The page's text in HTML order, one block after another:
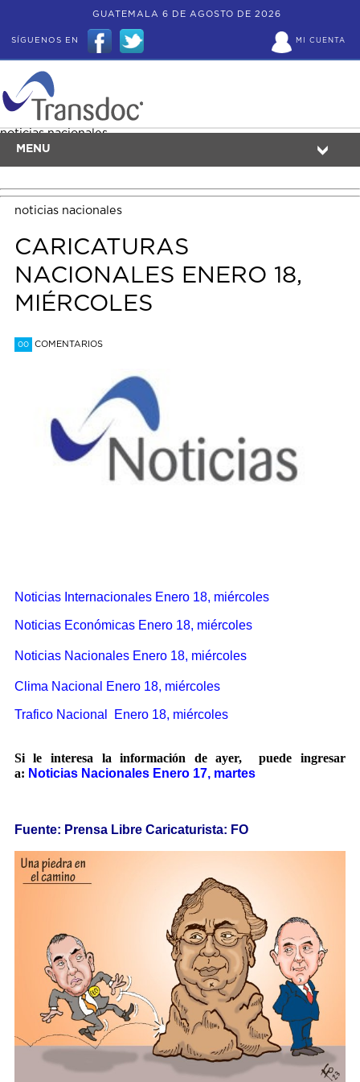
GUATEMALA 6 DE AGOSTO DE 2026
MI CUENTA
SÍGUENOS EN
MENU
noticias nacionales
noticias nacionales
CARICATURAS
NACIONALES ENERO 18,
MIÉRCOLES
00 COMENTARIOS
Noticias Internacionales Enero 18, miércoles
Noticias Económicas Enero 18, miércoles
Noticias Nacionales Enero 18, miércoles
Clima Nacional Enero 18, miércoles
Trafico Nacional Enero 18, miércoles
Si le interesa la información de ayer, puede ingresar
a: Noticias Nacionales Enero 17, martes
Fuente: Prensa Libre Caricaturista: FO